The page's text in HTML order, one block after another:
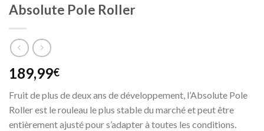
Absolute Pole Roller
189,99€
Fruit de plus de deux ans de développement, l’Absolute Pole
Roller est le rouleau le plus stable du marché et peut être
entièrement ajusté pour s’adapter à toutes les conditions.